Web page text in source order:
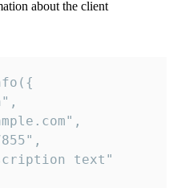
about the client
text"